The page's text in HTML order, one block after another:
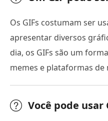
Os GIFs costumam ser
apresentar diversos
dia, os GIFs são um
memes e plataformas de
Você pode usar